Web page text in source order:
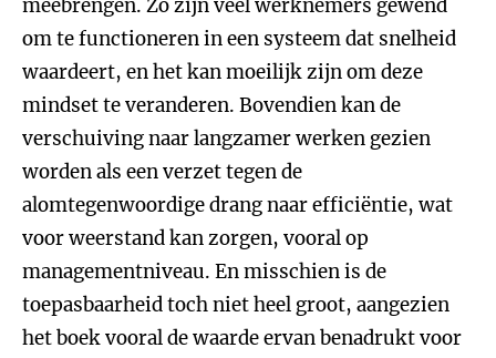
meebrengen. Zo zijn veel werknemers gewend
om te functioneren in een systeem dat snelheid
waardeert, en het kan moeilijk zijn om deze
mindset te veranderen. Bovendien kan de
verschuiving naar langzamer werken gezien
worden als een verzet tegen de
alomtegenwoordige drang naar efficiëntie, wat
voor weerstand kan zorgen, vooral op
managementniveau. En misschien is de
toepasbaarheid toch niet heel groot, aangezien
het boek vooral de waarde ervan benadrukt voor